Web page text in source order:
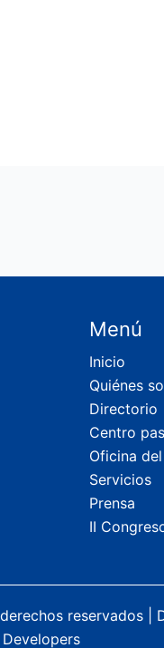
Menú
Inicio
Quiénes
Directorio
Centro
Oficina
Servicios
Prensa
II
reservados |